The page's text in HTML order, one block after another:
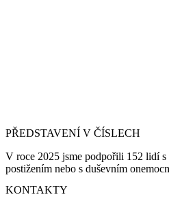
PŘEDSTAVENÍ V ČÍSLECH
V roce 2025 jsme podpořili 152 lidí
postižením nebo s duševním
KONTAKTY